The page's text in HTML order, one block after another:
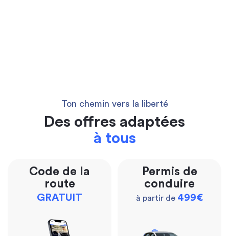
Ton chemin vers la liberté
Des offres adaptées
à tous
Code de la
route
GRATUIT
Permis de
conduire
à partir de 499€